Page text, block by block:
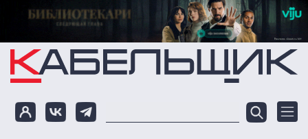
Перейти к основному содержанию